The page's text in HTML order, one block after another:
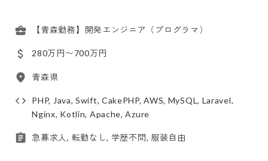
【青森勤務】開発エンジニア（プログラマ）
280万円〜700万円
青森県
PHP, Java, Swift, CakePHP, AWS, MySQL, Laravel,
Nginx, Kotlin, Apache, Azure
急募求人, 転勤なし, 学歴不問, 服装自由